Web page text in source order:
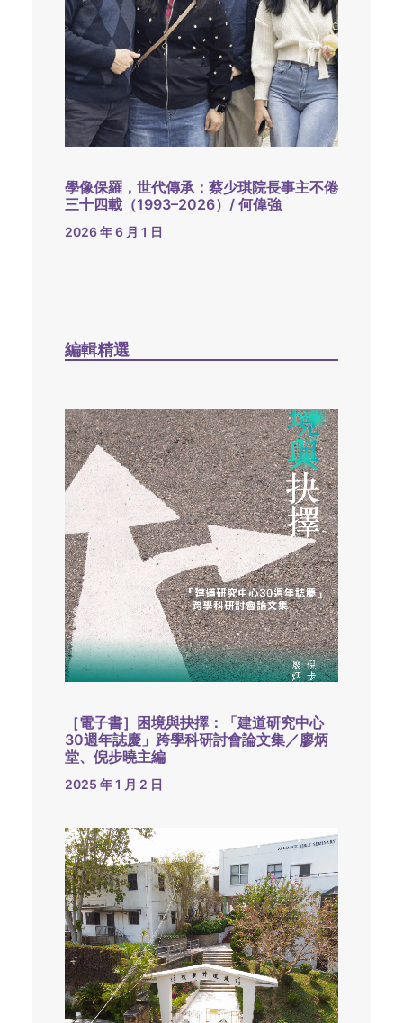
學像保羅，世代傳承：蔡少琪院長事主不倦
三十四載（1993–2026）/ 何偉強
2026 年 6 月 1 日
編輯精選
［電子書］困境與抉擇：「建道研究中心
30週年誌慶」跨學科研討會論文集／廖炳
堂、倪步曉主編
2025 年 1 月 2 日